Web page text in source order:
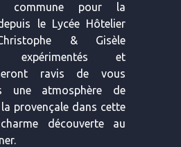
commune pour la
le Lycée Hôtelier
& Gisèle
expérimentés et
ravis de vous
une atmosphère de
provençale dans cette
découverte au